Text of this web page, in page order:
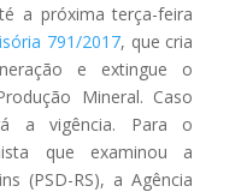
a próxima terça-feira
791/2017, que cria
e extingue o
Mineral. Caso
a vigência. Para o
que examinou a
(PSD-RS), a Agência